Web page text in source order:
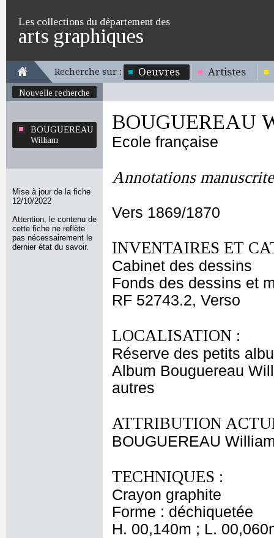
Les collections du département des
arts graphiques
Recherche sur : Oeuvres Artistes
Nouvelle recherche
BOUGUEREAU
William
Mise à jour de la fiche
12/10/2022
Attention, le contenu de
cette fiche ne reflète
pas nécessairement le
dernier état du savoir.
BOUGUEREAU
Ecole française
Annotations
Vers 1869/1870
INVENTAIRES ET
Cabinet des dessins
Fonds des dessins et
RF 52743.2, Verso
LOCALISATION :
Réserve des petits
Album Bouguereau
autres
ATTRIBUTION
BOUGUEREAU
TECHNIQUES :
Crayon graphite
Forme : déchiquetée
H. 00,140m ; L.